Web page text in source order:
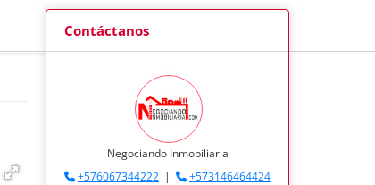
Contáctanos
Negociando Inmobiliaria
+576067344222 |
+573146464424